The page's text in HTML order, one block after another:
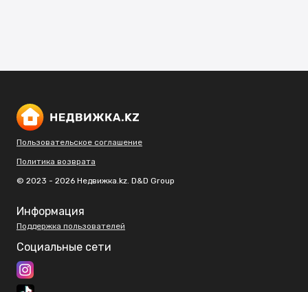
Пользовательское соглашение
Политика возврата
© 2023 - 2026 Недвижка.kz. D&D Group
Информация
Поддержка пользователей
Социальные сети